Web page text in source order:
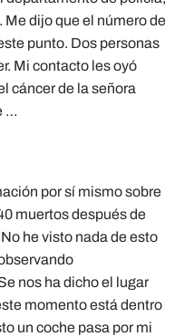
dijo que el número de
punto. Dos personas
Mi contacto les oyó
cáncer de la señora
…
por sí mismo sobre
muertos después de
he visto nada de esto
nos ha dicho el lugar
momento está dentro
un coche pasa por mi